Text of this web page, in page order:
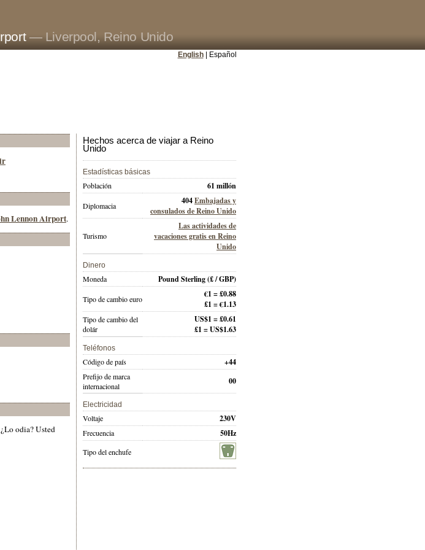
— Liverpool, Reino Unido
English| Español
Lennon Airport.
odia? Usted
Hechos acerca de viajar a Reino
Unido
Estadísticas básicas
Población 61 millón
Diplomacia 404Embajadas y
consulados de Reino Unido
Turismo
Las actividades de
vacaciones gratis en Reino
Unido
Dinero
Moneda Pound Sterling(£ / GBP)
Tipo de cambio euro
€1 = £0.88
£1 = €1.13
Tipo de cambio del
dolár
US$1 = £0.61
£1 = US$1.63
Teléfonos
Código de país +44
Prefijo de marca
internacional
00
Electricidad
Voltaje 230V
Frecuencia 50Hz
Tipo del enchufe